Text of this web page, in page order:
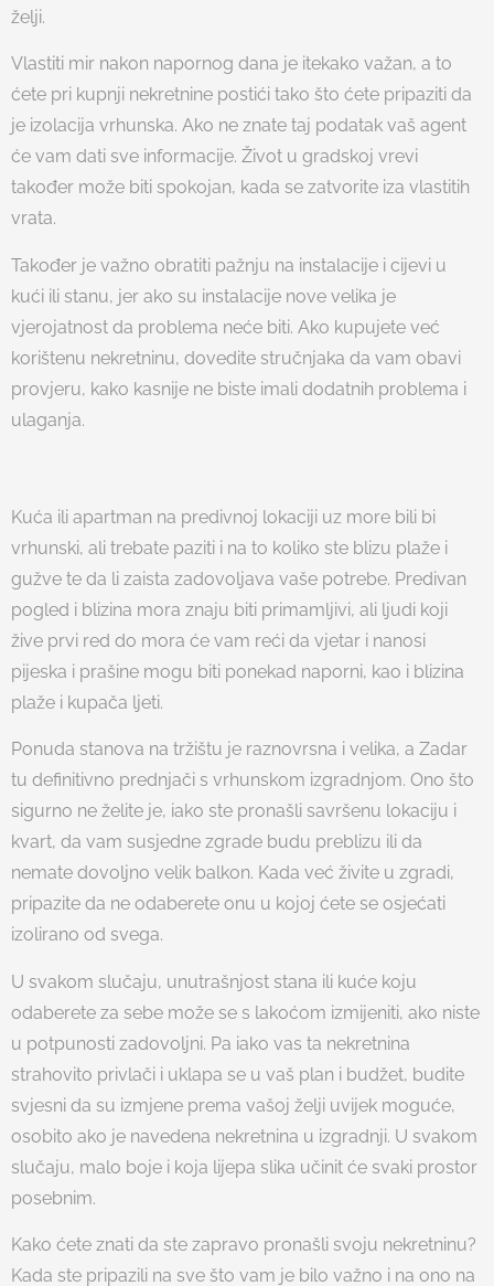
želji.
Vlastiti mir nakon napornog dana je itekako važan, a to
ćete pri kupnji nekretnine postići tako što ćete pripaziti da
je izolacija vrhunska. Ako ne znate taj podatak vaš agent
će vam dati sve informacije. Život u gradskoj vrevi
također može biti spokojan, kada se zatvorite iza vlastitih
vrata.
Također je važno obratiti pažnju na instalacije i cijevi u
kući ili stanu, jer ako su instalacije nove velika je
vjerojatnost da problema neće biti. Ako kupujete već
korištenu nekretninu, dovedite stručnjaka da vam obavi
provjeru, kako kasnije ne biste imali dodatnih problema i
ulaganja.
Kuća ili apartman na predivnoj lokaciji uz more bili bi
vrhunski, ali trebate paziti i na to koliko ste blizu plaže i
gužve te da li zaista zadovoljava vaše potrebe. Predivan
pogled i blizina mora znaju biti primamljivi, ali ljudi koji
žive prvi red do mora će vam reći da vjetar i nanosi
pijeska i prašine mogu biti ponekad naporni, kao i blizina
plaže i kupača ljeti.
Ponuda stanova na tržištu je raznovrsna i velika, a Zadar
tu definitivno prednjači s vrhunskom izgradnjom. Ono što
sigurno ne želite je, iako ste pronašli savršenu lokaciju i
kvart, da vam susjedne zgrade budu preblizu ili da
nemate dovoljno velik balkon. Kada već živite u zgradi,
pripazite da ne odaberete onu u kojoj ćete se osjećati
izolirano od svega.
U svakom slučaju, unutrašnjost stana ili kuće koju
odaberete za sebe može se s lakoćom izmijeniti, ako niste
u potpunosti zadovoljni. Pa iako vas ta nekretnina
strahovito privlači i uklapa se u vaš plan i budžet, budite
svjesni da su izmjene prema vašoj želji uvijek moguće,
osobito ako je navedena nekretnina u izgradnji. U svakom
slučaju, malo boje i koja lijepa slika učinit će svaki prostor
posebnim.
Kako ćete znati da ste zapravo pronašli svoju nekretninu?
Kada ste pripazili na sve što vam je bilo važno i na ono na